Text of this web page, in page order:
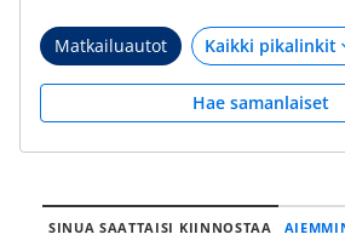
Matkailuautot
Hae samanlaiset
SINUA SAATTAISI KIINNOSTAA